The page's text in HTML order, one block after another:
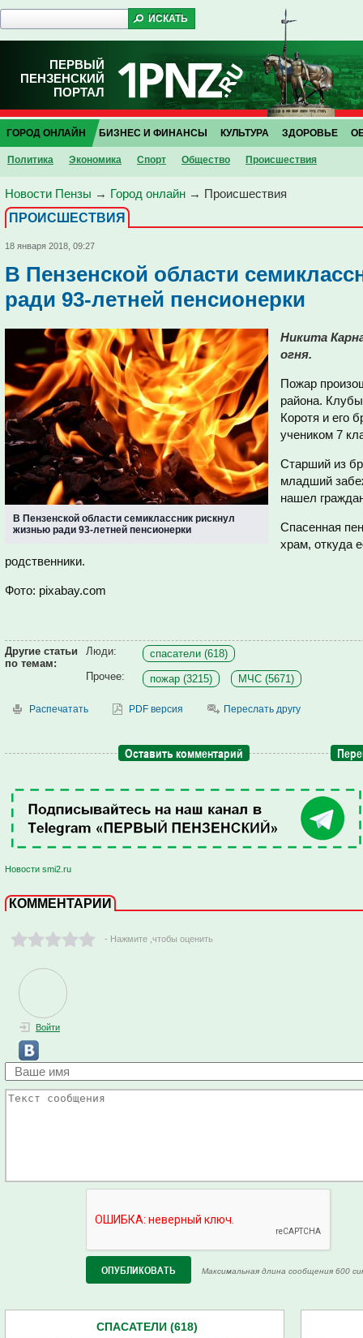
ПЕРВЫЙ
ПЕНЗЕНСКИЙ
ПОРТАЛ
ГОРОД ОНЛАЙН
Политика Экономика Спорт Общество Проиcшествия
БИЗНЕС И ФИНАНСЫ КУЛЬТУРА ЗДОРОВЬЕ
Новости Пензы → Город онлайн → Проиcшествия
ПРОИCШЕСТВИЯ
18 января 2018, 09:27
В Пензенской области
ради 93-летней пенсионерки
В Пензенской области семиклассник рискнул
жизнью ради 93-летней пенсионерки
Никита
огня.
Пожар
района.
Коротя и его
учеником 7
Старший из
младший
нашел
Спасенная
храм, откуда
родственники.
Фото: pixabay.com
Другие статьи
по темам:
Люди:
спасатели (618)
Прочее:
пожар (3215) МЧС (5671)
Распечатать PDF версия Переслать другу
Оставить комментарий
Новости smi2.ru
КОММЕНТАРИИ
- Нажмите ,чтобы оценить
Войти
Максимальная длина сообщения 600
СПАСАТЕЛИ (618)